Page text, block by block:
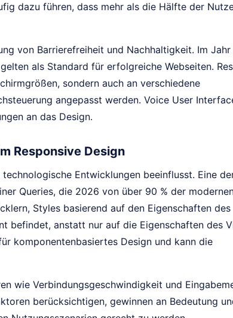
dazu führen, dass mehr als die Hälfte der
von Barrierefreiheit und Nachhaltigkeit. Im
als Standard für erfolgreiche Webseiten.
sondern auch an verschiedene
angepasst werden. Voice User
an das Design.
Responsive Design
Entwicklungen beeinflusst. Eine
Queries, die 2026 von über 90 % der
Styles basierend auf den Eigenschaften des
befindet, anstatt nur auf die Eigenschaften des
komponentenbasiertes Design und kann die
wie Verbindungsgeschwindigkeit und
berücksichtigen, gewinnen an Bedeutung